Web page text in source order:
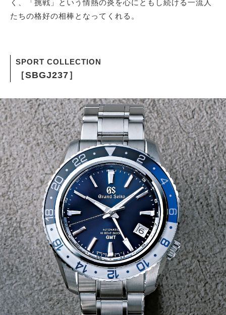
く、「挑戦」という情熱の炎を心にともし続ける一流人
たちの格好の相棒となってくれる。
SPORT COLLECTION
［SBGJ237］